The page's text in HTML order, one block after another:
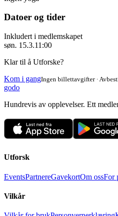
Datoer og tider
Inkludert i medlemskapet
søn. 15.3.11:00
Klar til å Utforske?
Kom i gangIngen billettavgifter ·
godo
Hundrevis av opplevelser. Ett
Utforsk
EventsPartnereGavekortOm ossFor
Vilkår